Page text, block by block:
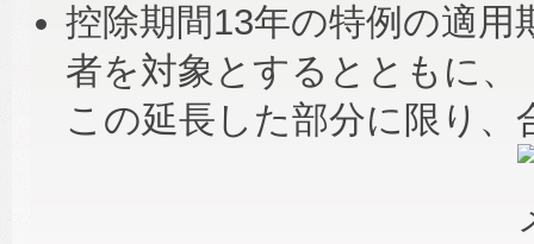
控除期間13年の特例の適
者を対象とするとともに、
この延長した部分に限り、